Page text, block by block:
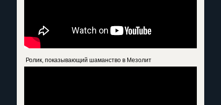
Ролик, показывающий шаманство в Мезолит